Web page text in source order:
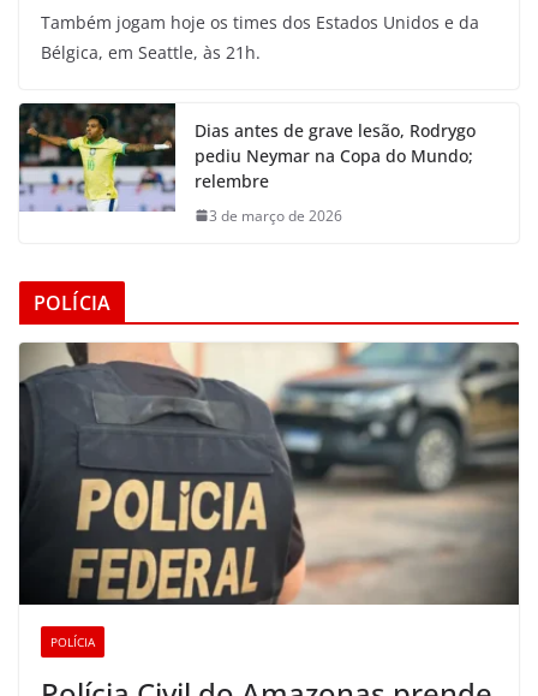
Também jogam hoje os times dos Estados Unidos e da
Bélgica, em Seattle, às 21h.
Dias antes de grave lesão, Rodrygo
pediu Neymar na Copa do Mundo;
relembre
3 de março de 2026
POLÍCIA
POLÍCIA